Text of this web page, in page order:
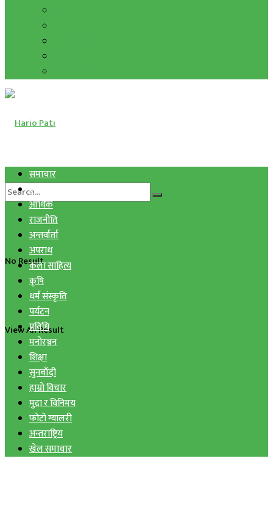
No Result
View All Result
समाचार
स्वास्थ्य
आर्थिक
राजनीति
अन्तर्वार्ता
अपराध
कला साहित्य
कृषि
धर्म संस्कृति
पर्यटन
प्रविधि
मनोरञ्जन
शिक्षा
सुनचाँदी
हाम्रो विचार
मुद्रा र विनिमय
फोटो ग्यालरी
अन्तराष्ट्रिय
खेल समाचार